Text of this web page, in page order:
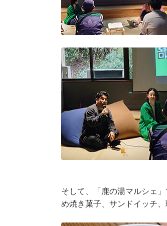
そして、「鹿の湯マルシェ
め焼き菓子、サンドイッチ